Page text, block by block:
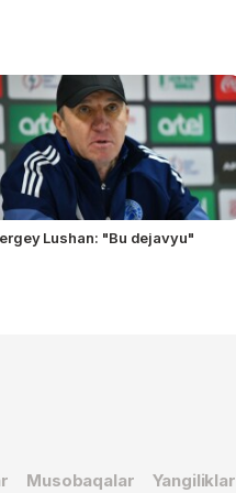
Lushan: "Bu dejavyu"
Musobaqalar Yangiliklar